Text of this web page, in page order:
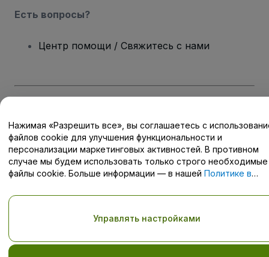
Есть вопросы?
Центр помощи / Свяжитесь с нами
Использование данного веб-сайта означает принятиеУсловий
и положений, а такжеПолитики конфиденциальности ,
Политики в отношении файлов cookie
, и
конфиденциальности для мобильных устройств
Не передавайте мою личную информацию третьим лицам/Ваши
настройки конфиденциальности
Нажимая «Разрешить все», вы соглашаетесь с
файлов cookie для улучшения функциональности и
персонализации маркетинговых активностей. В противном
случае мы будем использовать только строго необходимые
файлы cookie. Больше информации — в нашей Политике в
Управлять настройками